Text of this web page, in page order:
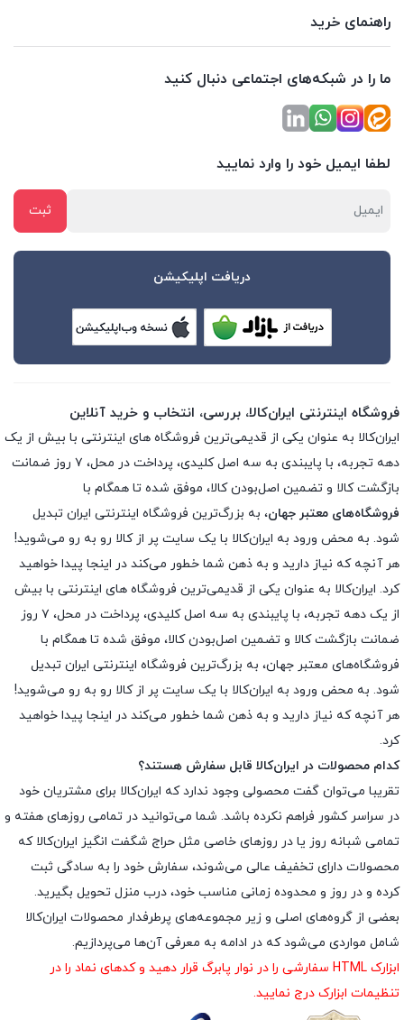
راهنمای خرید
ما را در شبکه‌های اجتماعی دنبال کنید
لطفا ایمیل خود را وارد نمایید
دریافت اپلیکیشن
فروشگاه اینترنتی ایران‌کالا، بررسی، انتخاب و خرید آنلاین
ایران‌کالا به عنوان یکی از قدیمی‌ترین فروشگاه های اینترنتی با بیش از یک
دهه تجربه، با پایبندی به سه اصل کلیدی، پرداخت در محل، ۷ روز ضمانت
بازگشت کالا و تضمین اصل‌بودن کالا، موفق شده تا همگام با
فروشگاه‌های معتبر جهان، به بزرگ‌ترین فروشگاه اینترنتی ایران تبدیل
شود. به محض ورود به ایران‌کالا با یک سایت پر از کالا رو به رو می‌شوید!
هر آنچه که نیاز دارید و به ذهن شما خطور می‌کند در اینجا پیدا خواهید
کرد. ایران‌کالا به عنوان یکی از قدیمی‌ترین فروشگاه های اینترنتی با بیش
از یک دهه تجربه، با پایبندی به سه اصل کلیدی، پرداخت در محل، ۷ روز
ضمانت بازگشت کالا و تضمین اصل‌بودن کالا، موفق شده تا همگام با
فروشگاه‌های معتبر جهان، به بزرگ‌ترین فروشگاه اینترنتی ایران تبدیل
شود. به محض ورود به ایران‌کالا با یک سایت پر از کالا رو به رو می‌شوید!
هر آنچه که نیاز دارید و به ذهن شما خطور می‌کند در اینجا پیدا خواهید
کرد.
کدام محصولات در ایران‌کالا قابل سفارش هستند؟
تقریبا می‌توان گفت محصولی وجود ندارد که ایران‌کالا برای مشتریان خود
در سراسر کشور فراهم نکرده باشد. شما می‌توانید در تمامی روزهای هفته و
تمامی شبانه روز یا در روزهای خاصی مثل حراج شگفت انگیز ایران‌کالا که
محصولات دارای تخفیف عالی می‌شوند، سفارش خود را به سادگی ثبت
کرده و در روز و محدوده زمانی مناسب خود، درب منزل تحویل بگیرید.
بعضی از گروه‌های اصلی و زیر مجموعه‌های پرطرفدار محصولات ایران‌کالا
شامل مواردی می‌شود که در ادامه به معرفی آن‌ها می‌پردازیم.
ابزارک HTML سفارشی را در نوار پابرگ قرار دهید و کدهای نماد را در
تنظیمات ابزارک درج نمایید.